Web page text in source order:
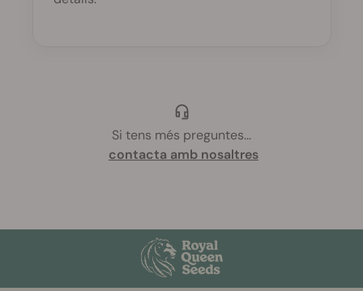
Si tens més preguntes...
contacta amb nosaltres